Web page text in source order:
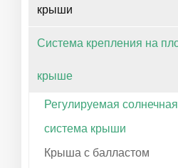
крыши
Система крепления на
крыше
Регулируемая солнечная
система крыши
Крыша с балластом